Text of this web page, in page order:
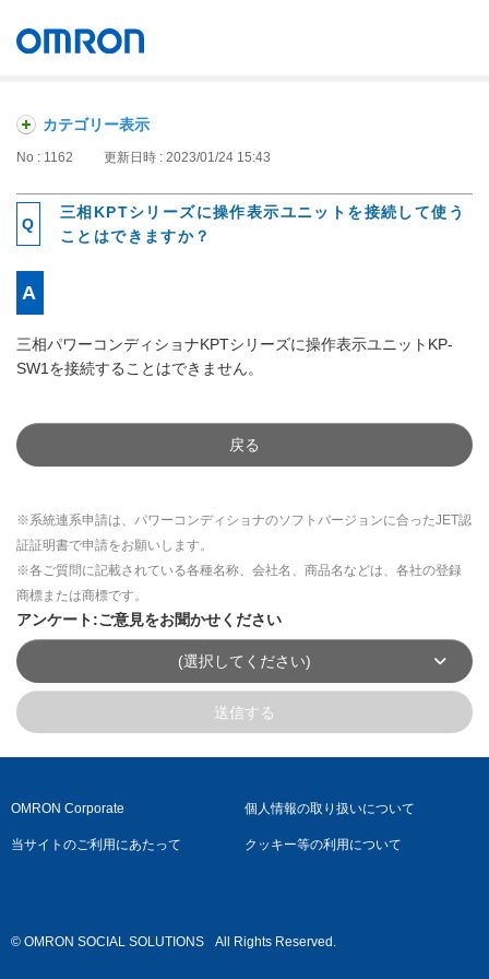
カテゴリー表示
No : 1162 更新日時 : 2023/01/24 15:43
三相KPTシリーズに操作表示ユニットを接続して使う
ことはできますか？
三相パワーコンディショナKPTシリーズに操作表示ユニットKP-
SW1を接続することはできません。
戻る
※系統連系申請は、パワーコンディショナのソフトバージョンに合ったJET認
証証明書で申請をお願いします。
※各ご質問に記載されている各種名称、会社名、商品名などは、各社の登録
商標または商標です。
アンケート:ご意見をお聞かせください
(選択してください)
送信する
OMRON Corporate 個人情報の取り扱いについて
当サイトのご利用にあたって クッキー等の利用について
© OMRON SOCIAL SOLUTIONS All Rights Reserved.